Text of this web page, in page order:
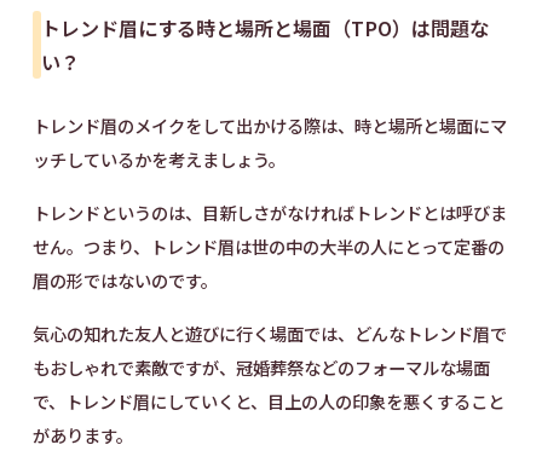
トレンド眉にする時と場所と場面（TPO）は問題な
い？
トレンド眉のメイクをして出かける際は、時と場所と場面にマ
ッチしているかを考えましょう。
トレンドというのは、目新しさがなければトレンドとは呼びま
せん。つまり、トレンド眉は世の中の大半の人にとって定番の
眉の形ではないのです。
気心の知れた友人と遊びに行く場面では、どんなトレンド眉で
もおしゃれで素敵ですが、冠婚葬祭などのフォーマルな場面
で、トレンド眉にしていくと、目上の人の印象を悪くすること
があります。